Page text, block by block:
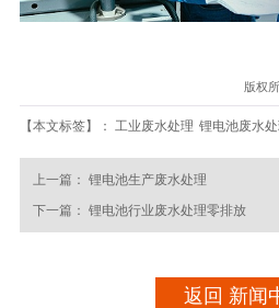
版权
【本文标签】： 工业废水处理 锂电池废水
上一篇： 锂电池生产废水处理
下一篇： 锂电池行业废水处理零排放
返回 新闻